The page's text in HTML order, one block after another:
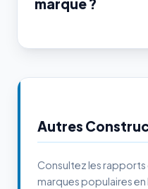
marque ?
Autres
Consultez les
marques populaires en